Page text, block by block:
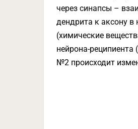
через синапсы –
дендрита к аксону
(химические
нейрона-реципиента
№2 происходит